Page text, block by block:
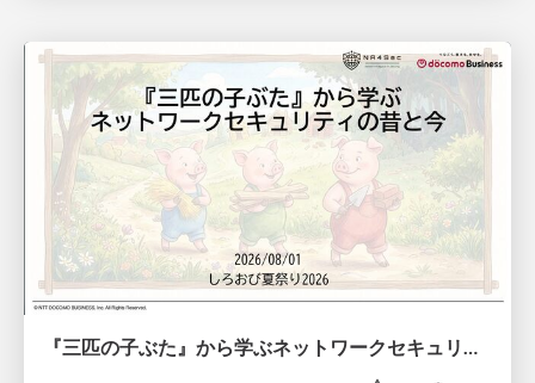
『三匹の子ぶた』から学ぶネットワークセキュリティの昔と今 / Network Security: Then and Now Through the Lens of The Three Little Pigs